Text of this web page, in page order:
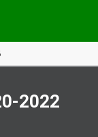
2022